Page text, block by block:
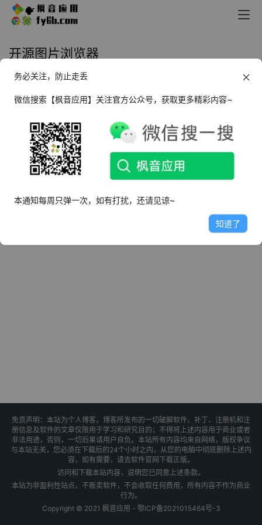
开源图片浏览器
Windows Pineapple Pictures 菠萝
看图_v0.7.4 中文便携版
2024年4月16日
免责声明：本站为个人博客，博客所发布的一切破解软件、补丁、注册机和注
册信息及软件的文章仅限用于学习和研究目的；不得将上述内容用于商业或者
非法用途，否则，一切后果请用户自负。本站所有内容均来自网络，版权争议
与本站无关，您必须在下载后的24个小时之内，从您的电脑中彻底删除上述内
容，如有需要，请去软件官网下载正版。
访问和下载本站内容，说明您已同意上述条款。
本站为非盈利性站点，不贩卖软件，不会收取任何费用，所有内容不作为商业
行为。
Copyright © 2021 枫音应用 - 鄂ICP备2021015464号-3
务必关注，防止走丢
微信搜索【枫音应用】关注官方公众号，获取更多精彩内容~
本通知每周只弹一次，如有打扰，还请见谅~
知道了